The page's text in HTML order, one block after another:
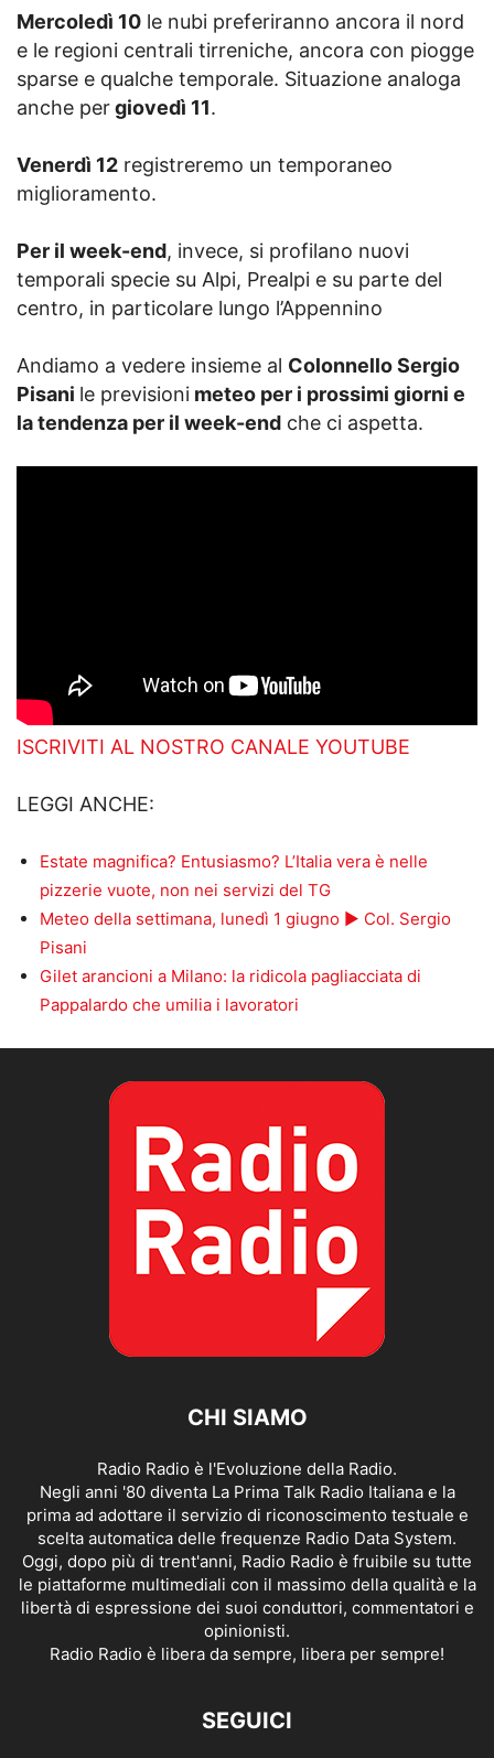
Mercoledì 10 le nubi preferiranno ancora il nord
e le regioni centrali tirreniche, ancora con piogge
sparse e qualche temporale. Situazione analoga
anche pergiovedì 11.
Venerdì 12 registreremo un temporaneo
miglioramento.
Per il week-end, invece, si profilano nuovi
temporali specie su Alpi, Prealpi e su parte del
centro, in particolare lungo l’Appennino
Andiamo a vedere insieme al Colonnello Sergio
Pisani le previsioni meteo per i prossimi giorni e
la tendenza per il week-end che ci aspetta.
ISCRIVITI AL NOSTRO CANALE YOUTUBE
LEGGI ANCHE:
Estate magnifica? Entusiasmo? L’Italia vera è nelle
pizzerie vuote, non nei servizi del TG
Meteo della settimana, lunedì 1 giugno ► Col. Sergio
Pisani
Gilet arancioni a Milano: la ridicola pagliacciata di
Pappalardo che umilia i lavoratori
CHI SIAMO
Radio Radio è l'Evoluzione della Radio.
Negli anni '80 diventa La Prima Talk Radio Italiana e la
prima ad adottare il servizio di riconoscimento testuale e
scelta automatica delle frequenze Radio Data System.
Oggi, dopo più di trent'anni, Radio Radio è fruibile su tutte
le piattaforme multimediali con il massimo della qualità e la
libertà di espressione dei suoi conduttori, commentatori e
opinionisti.
Radio Radio è libera da sempre, libera per sempre!
SEGUICI